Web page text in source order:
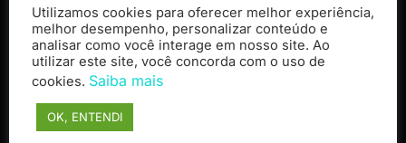
Cases
Utilizamos cookies para oferecer melhor experiência,
melhor desempenho, personalizar conteúdo e
analisar como você interage em nosso site. Ao
utilizar este site, você concorda com o uso de
cookies. Saiba mais
OK, ENTENDI